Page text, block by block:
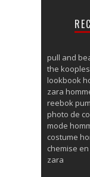
pull and
the kooples
lookbook
zara
reebok
photo de
mode
costume
chemise
zara